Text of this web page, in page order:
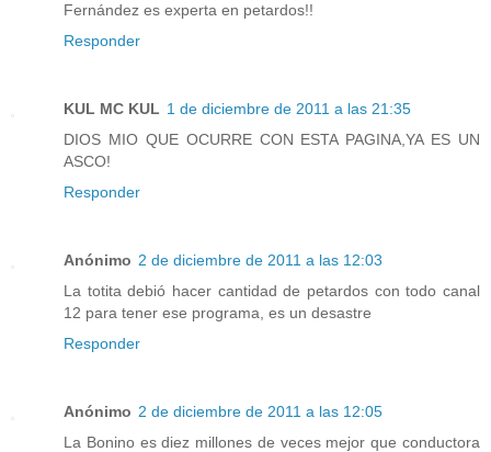
Fernández es experta en petardos!!
Responder
KUL MC KUL 1 de diciembre de 2011 a las 21:35
DIOS MIO QUE OCURRE CON ESTA PAGINA,YA ES UN
ASCO!
Responder
Anónimo 2 de diciembre de 2011 a las 12:03
La totita debió hacer cantidad de petardos con todo canal
12 para tener ese programa, es un desastre
Responder
Anónimo 2 de diciembre de 2011 a las 12:05
La Bonino es diez millones de veces mejor que conductora